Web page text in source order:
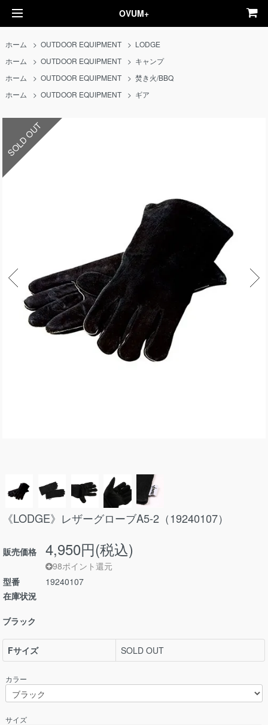
OVUM+
ホーム >OUTDOOR EQUIPMENT > LODGE
ホーム
>OUTDOOR EQUIPMENT > キャンプ
ホーム
>OUTDOOR EQUIPMENT >焚き火/BBQ
ホーム
>OUTDOOR EQUIPMENT > ギア
SOLD OUT
《LODGE》レザーグローブA5-2（19240107）
販売価格 4,950円(税込)
98ポイント還元
型番
19240107
在庫状況
ブラック
Fサイズ SOLD OUT
カラー
サイズ